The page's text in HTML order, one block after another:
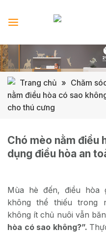
Trang chủ » Chăm
nằm điều hòa có sao
cho thú cưng
Chó mèo nằm điều
dụng điều hòa an
Mùa hè đến, điều hòa
không thể thiếu trong
không ít chủ nuôi vẫn
hòa có sao không?”.